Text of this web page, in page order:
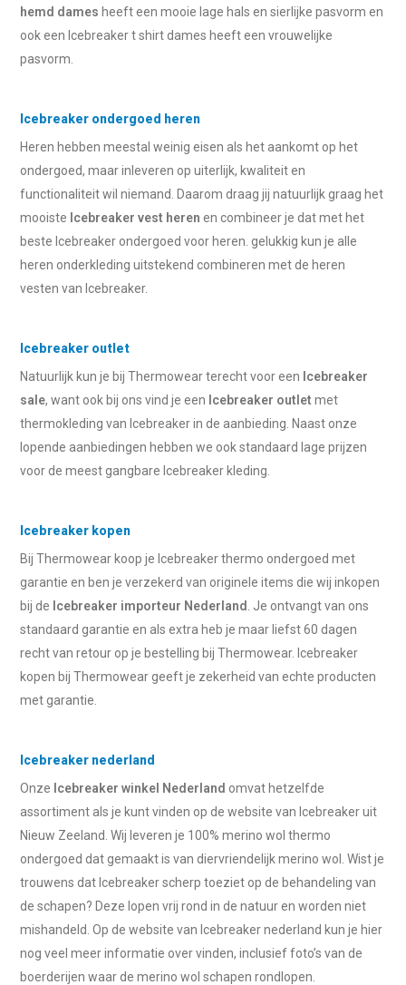
hemd dames heeft een mooie lage hals en sierlijke pasvorm en
ook een Icebreaker t shirt dames heeft een vrouwelijke
pasvorm.
Icebreaker ondergoed heren
Heren hebben meestal weinig eisen als het aankomt op het
ondergoed, maar inleveren op uiterlijk, kwaliteit en
functionaliteit wil niemand. Daarom draag jij natuurlijk graag het
mooiste Icebreaker vest heren en combineer je dat met het
beste Icebreaker ondergoed voor heren. gelukkig kun je alle
heren onderkleding uitstekend combineren met de heren
vesten van Icebreaker.
Icebreaker outlet
Natuurlijk kun je bij Thermowear terecht voor een Icebreaker
sale, want ook bij ons vind je een Icebreaker outlet met
thermokleding van Icebreaker in de aanbieding. Naast onze
lopende aanbiedingen hebben we ook standaard lage prijzen
voor de meest gangbare Icebreaker kleding.
Icebreaker kopen
Bij Thermowear koop je Icebreaker thermo ondergoed met
garantie en ben je verzekerd van originele items die wij inkopen
bij de Icebreaker importeur Nederland
. Je ontvangt van ons
standaard garantie en als extra heb je maar liefst 60 dagen
recht van retour op je bestelling bij Thermowear. Icebreaker
kopen bij Thermowear geeft je zekerheid van echte producten
met garantie.
Icebreaker nederland
Onze Icebreaker winkel Nederland omvat hetzelfde
assortiment als je kunt vinden op de website van Icebreaker uit
Nieuw Zeeland. Wij leveren je 100% merino wol thermo
ondergoed dat gemaakt is van diervriendelijk merino wol. Wist je
trouwens dat Icebreaker scherp toeziet op de behandeling van
de schapen? Deze lopen vrij rond in de natuur en worden niet
mishandeld. Op de website van Icebreaker nederland kun je hier
nog veel meer informatie over vinden, inclusief foto’s van de
boerderijen waar de merino wol schapen rondlopen.